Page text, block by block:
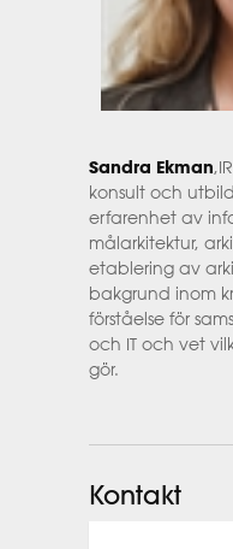
Sandra Ekman
konsult och
erfarenhet av
målarkitektur,
etablering av
bakgrund inom
förståelse för
och IT och vet
gör.
Kontakt